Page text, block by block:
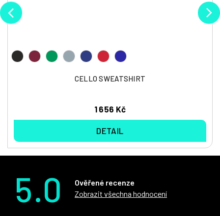
CELLO SWEATSHIRT
1 656 Kč
DETAIL
5.0
Ověřené recenze
Zobrazit všechna hodnocení